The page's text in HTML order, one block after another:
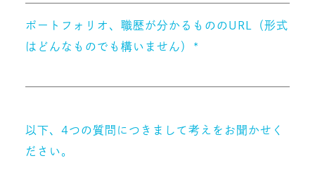
ポートフォリオ、職歴が分かるもののURL（形式
はどんなものでも構いません）*
以下、4つの質問につきまして考えをお聞かせく
ださい。